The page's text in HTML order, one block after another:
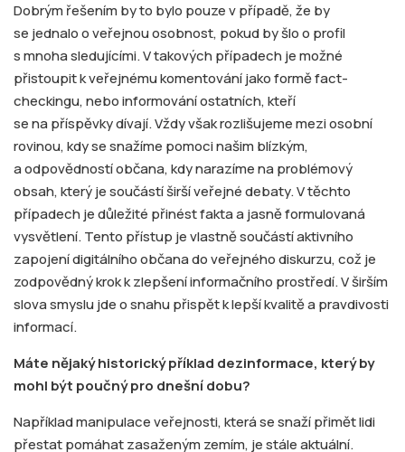
Dobrým řešením by to bylo pouze v případě, že by
se jednalo o veřejnou osobnost, pokud by šlo o profil
s mnoha sledujícími. V takových případech je možné
přistoupit k veřejnému komentování jako formě fact-
checkingu, nebo informování ostatních, kteří
se na příspěvky dívají. Vždy však rozlišujeme mezi osobní
rovinou, kdy se snažíme pomoci našim blízkým,
a odpovědností občana, kdy narazíme na problémový
obsah, který je součástí širší veřejné debaty. V těchto
případech je důležité přinést fakta a jasně formulovaná
vysvětlení. Tento přístup je vlastně součástí aktivního
zapojení digitálního občana do veřejného diskurzu, což je
zodpovědný krok k zlepšení informačního prostředí. V širším
slova smyslu jde o snahu přispět k lepší kvalitě a pravdivosti
informací.
Máte nějaký historický příklad dezinformace, který by
mohl být poučný pro dnešní dobu?
Například manipulace veřejnosti, která se snaží přimět lidi
přestat pomáhat zasaženým zemím, je stále aktuální.